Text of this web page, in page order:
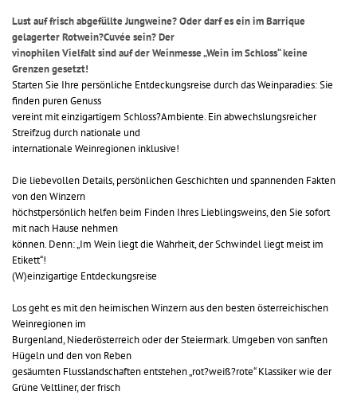
Lust auf frisch abgefüllte Jungweine? Oder darf es ein im Barrique
gelagerter Rotwein?Cuvée sein? Der
vinophilen Vielfalt sind auf der Weinmesse „Wein im Schloss“ keine
Grenzen gesetzt!
Starten Sie Ihre persönliche Entdeckungsreise durch das Weinparadies: Sie
finden puren Genuss
vereint mit einzigartigem Schloss?Ambiente. Ein abwechslungsreicher
Streifzug durch nationale und
internationale Weinregionen inklusive!
Die liebevollen Details, persönlichen Geschichten und spannenden Fakten
von den Winzern
höchstpersönlich helfen beim Finden Ihres Lieblingsweins, den Sie sofort
mit nach Hause nehmen
können. Denn: „Im Wein liegt die Wahrheit, der Schwindel liegt meist im
Etikett“!
(W)einzigartige Entdeckungsreise
Los geht es mit den heimischen Winzern aus den besten österreichischen
Weinregionen im
Burgenland, Niederösterreich oder der Steiermark. Umgeben von sanften
Hügeln und den von Reben
gesäumten Flusslandschaften entstehen „rot?weiß?rote“ Klassiker wie der
Grüne Veltliner, der frisch